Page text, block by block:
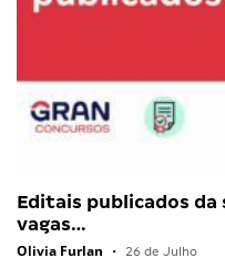
Editais publicados
vagas…
Olivia Furlan • 26 de Julho